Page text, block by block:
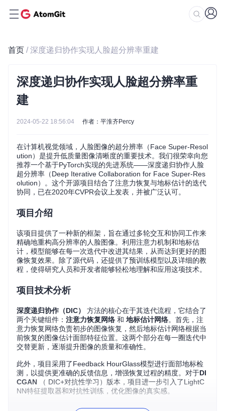
首页 / 深度递归协作实现人脸超分辨率重建
深度递归协作实现人脸超分辨率重
建
2024-05-22 18:56:04 作者：平淮齐Percy
在计算机视觉领域，人脸图像的超分辨率（Face Super-Resol
ution）是提升低质量图像清晰度的重要技术。我们很荣幸向您
推荐一个基于PyTorch实现的先进系统——深度递归协作人脸
超分辨率（Deep Iterative Collaboration for Face Super-Res
olution）。这个开源项目结合了注意力恢复与地标估计的迭代
协同，已在2020年CVPR会议上发表，并被广泛认可。
项目介绍
该项目提供了一种新的框架，旨在通过多轮交互和协同工作来
精确地重构高分辨率的人脸图像。利用注意力机制和地标估
计，模型能够在每一次迭代中改进其结果，从而达到更好的图
像恢复效果。除了源代码，还提供了预训练模型以及详细的教
程，使得研究人员和开发者能够轻松地理解和应用这项技术。
项目技术分析
深度递归协作（DIC）
方法的核心在于其迭代流程，它结合了
两个关键组件： 注意力恢复网络 和 地标估计网络。首先，注
意力恢复网络负责初步的图像恢复，然后地标估计网络根据当
前恢复的图像估计面部特征位置。这两个部分在每一圈迭代中
交替更新，逐渐提升图像的质量和准确性。
此外，项目采用了Feedback HourGlass模型进行面部地标检
测，以提供更准确的反馈信息，增强恢复过程的精度。对于DI
CGAN （ DIC+对抗性学习）版本，项目进一步引入了LightC
NN特征提取器和对抗性训练，优化图像的真实感。